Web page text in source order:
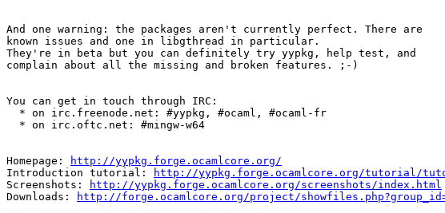
And one warning: the packages aren't currently perfect. There are
known issues and one in libgthread in particular.
They're in beta but you can definitely try yypkg, help test, and
complain about all the missing and broken features. ;-)
You can get in touch through IRC:
* on irc.freenode.net: #yypkg, #ocaml, #ocaml-fr
* on irc.oftc.net: #mingw-w64
Homepage:
http://yypkg.forge.ocamlcore.org/
Introduction tutorial:
http://yypkg.forge.ocamlcore.org/tutorial/
Screenshots:
http://yypkg.forge.ocamlcore.org/screenshots/index.html
Downloads:
http://forge.ocamlcore.org/project/